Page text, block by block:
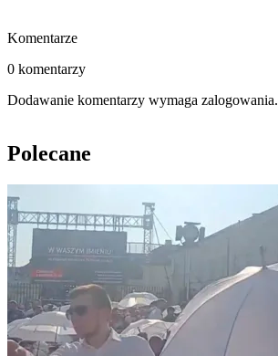
Komentarze
0 komentarzy
Dodawanie komentarzy wymaga zalogowania.
Polecane